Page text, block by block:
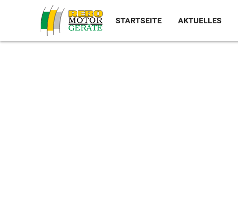
STARTSEITE AKTUELLES
MIETGERÄTE